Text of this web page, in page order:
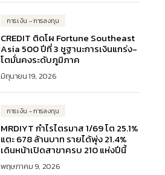
การเงิน - การลงทุน
CREDIT ติดโผ Fortune Southeast
Asia 500 ปีที่ 3 ชูฐานะการเงินแกร่ง-
โตมั่นคงระดับภูมิภาค
มิถุนายน 19, 2026
การเงิน - การลงทุน
MRDIYT กำไรไตรมาส 1/69 โต 25.1%
แตะ 678 ล้านบาท รายได้พุ่ง 21.4%
เดินหน้าเปิดสาขาครบ 210 แห่งปีนี้
พฤษภาคม 9, 2026